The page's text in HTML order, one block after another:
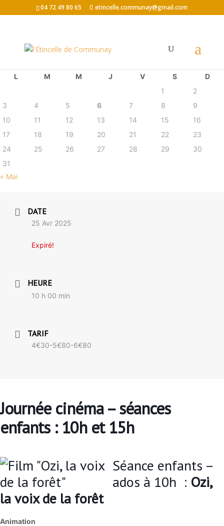
04 72 49 80 65 etincelle.communay@gmail.com
L M M J V S
D
1
2
3
4 5 6 7 8
9
10
11 12 13 14 15
16
17
18 19 20 21 22
23
24
25 26 27 28 29
30
31
« Mai
DATE
25 Avr 2025
Expiré!
HEURE
10 h 00 min
TARIF
4€30-5€80-6€80
Journée cinéma – séances
enfants : 10h et 15h
Séance enfants –
ados à 10h : Ozi,
la voix de la forêt
Animation